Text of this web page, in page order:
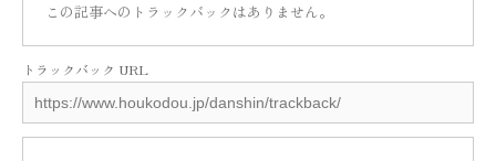
この記事へのトラックバックはありません。
トラックバック URL